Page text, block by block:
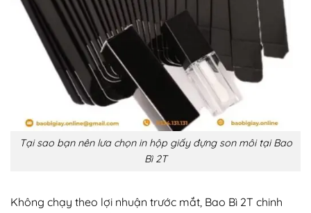
Tại sao bạn nên lưa chọn in hộp giấy đựng son môi tại Bao
Bì 2T
Không chạy theo lợi nhuận trước mắt, Bao Bì 2T chinh